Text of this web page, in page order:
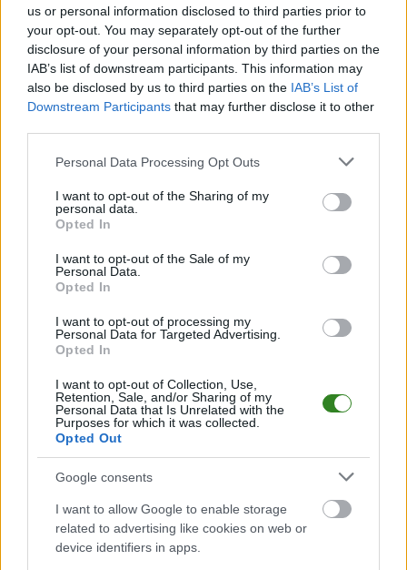
us or personal information disclosed to third parties prior to
your opt-out. You may separately opt-out of the further
disclosure of your personal information by third parties on the
IAB’s list of downstream participants. This information may
also be disclosed by us to third parties on the IAB’s List of
Downstream Participants that may further disclose it to other
Please note that this website/app uses one or more Google
not limited to your visit or usage behaviour. You may click to
grant or deny consent to Google and its third-party tags to
use your data for below specified purposes in below Google
consent section.
Personal Data Processing Opt Outs
I want to opt-out of the Sharing of my
personal data.
Opted In
I want to opt-out of the Sale of my
Personal Data.
Opted In
I want to opt-out of processing my
Personal Data for Targeted Advertising.
Opted In
I want to opt-out of Collection, Use,
Retention, Sale, and/or Sharing of my
Personal Data that Is Unrelated with the
Purposes for which it was collected.
Opted Out
Google consents
I want to allow Google to enable storage
related to advertising like cookies on web or
device identifiers in apps.
Informacje o składach i strzelcach
W miarę dostępności danych, publikujemyskłady wyjściowe,
rezerwowych, zmiany oraz listę strzelców bramek. Informacje te
aktualizujemy zależnie od poziomu ligi i dostępnych źródeł.
Śledź mecze swojej drużyny
dostarcza informacje o terminach meczów, wynikach, transferach i
PodkarpacieLive.pl to największa baza meczów lokalnych drużyn
piłkarskichw województwie. Sprawdź nasze relacje, śledź ulubioną ligę i
bądź na bieżąco z wydarzeniami z boisk!
Analiza przed meczem: Dąbrówka Stara Jastrząbka vs Sokół II
Kolbuszowa Dolna
odbędzie się w ramach 21. kolejki - Dębica > Klasa Okręgowa. Spotkanie
zostanie rozegrane w dniu 19 kwietnia 2026. Początek meczu o godz.
Dąbrówka Stara Jastrząbkaprzystępuje do tego spotkania w roli
gospodarza. Jak drużyna radzi sobie w sezonie 2025/2026 rozgrywek
Dębica > Klasa Okręgowa przed własną publicznością? Na tej stronie
możecie zobaczyć tabelę uwzględniającą tylko mecze u siebie. W tabeli
biorącej pod uwagę tylko mecze wyjazdowe możecie natomiast
sprawdzić jak spisuje się klubSokół II Kolbuszowa Dolna.
Dębica > Klasa Okręgowa - sytuacja w tabeli
Przed meczami 21. kolejki - Dębica > Klasa Okręgowa gospodarze
(Dąbrówka Stara Jastrząbka) zajmują6. miejsce w tabeli. Goście (Sokół II
Kolbuszowa Dolna) plasują się na5. miejscu.